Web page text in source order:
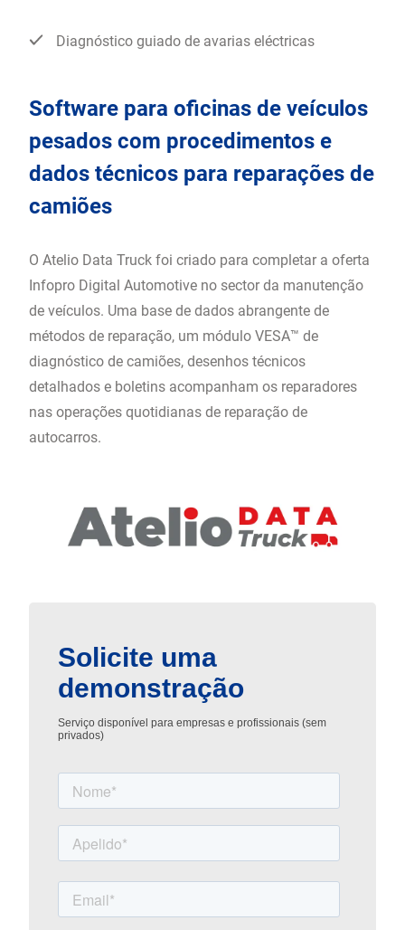
Diagnóstico guiado de avarias eléctricas
Software para oficinas de veículos
pesados com procedimentos e
dados técnicos para reparações de
camiões
O Atelio Data Truck foi criado para completar a oferta
Infopro Digital Automotive no sector da manutenção
de veículos. Uma base de dados abrangente de
métodos de reparação, um módulo VESA™ de
diagnóstico de camiões, desenhos técnicos
detalhados e boletins acompanham os reparadores
nas operações quotidianas de reparação de
autocarros.